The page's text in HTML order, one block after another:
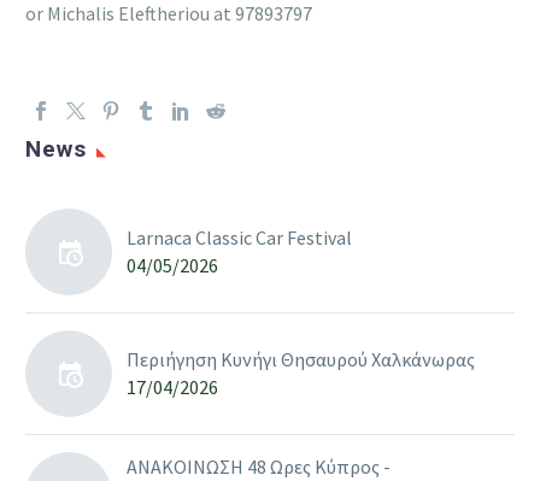
or Michalis Eleftheriou at 97893797
News
Larnaca Classic Car Festival
04/05/2026
Περιήγηση Κυνήγι Θησαυρού Χαλκάνωρας
17/04/2026
ΑΝΑΚΟΙΝΩΣΗ 48 Ωρες Κύπρος -